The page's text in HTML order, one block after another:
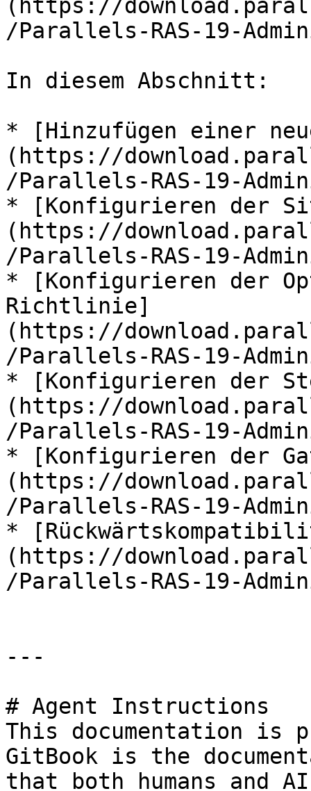
(https://
/Parallels-RAS-19-
In diesem Abschnitt:
* [Hinzufügen einer
(https://
/Parallels-RAS-19-
* [Konfigurieren der
(https://
/Parallels-RAS-19-
* [Konfigurieren der
Richtlinie]
(https://
/Parallels-RAS-19-
* [Konfigurieren der
(https://
/Parallels-RAS-19-
* [Konfigurieren der
(https://
/Parallels-RAS-19-
*
(https://
/Parallels-RAS-19-
---
# Agent Instructions
This documentation is
GitBook is the
that both humans and